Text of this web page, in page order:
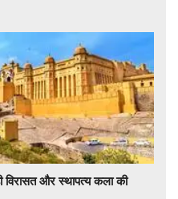
और स्थापत्य कला की